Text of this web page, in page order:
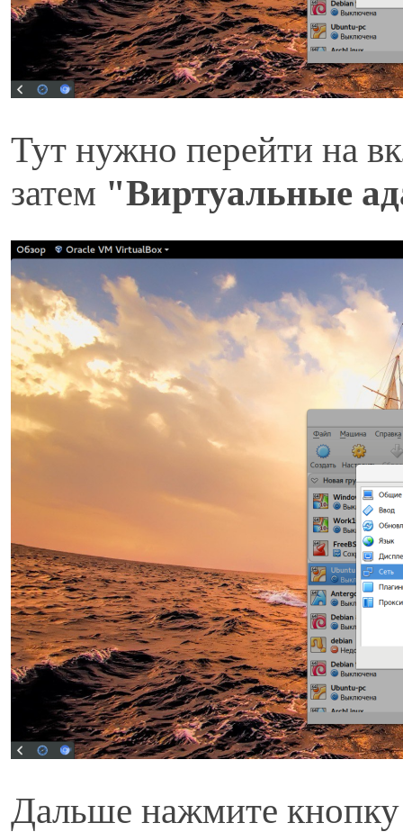
Тут нужно перейти на
затем "Виртуальные
Дальше нажмите кнопку